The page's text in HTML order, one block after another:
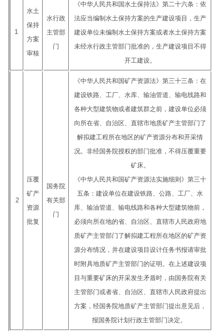
1
水土
保持
方案
审核
水行政
主管部
门
《中华人民共和国水土保持法》第二十六条：依
法应当编制水土保持方案的生产建设项目，生产
建设单位未编制水土保持方案或者水土保持方案
未经水行政主管部门批准的，生产建设项目不得
开工建设。
2
压覆
矿产
资源
批复
国务院
有关部
门
《中华人民共和国矿产资源法》第三十三条：在
建设铁路、工厂、水库、输油管道、输电线路和
各种大型建筑物或者建筑群之前，建设单位必须
向所在省、自治区、直辖市地质矿产主管部门了
解拟建工程所在地区的矿产资源分布和开采情
况。非经国务院授权的部门批准，不得压覆重要
矿床。
《中华人民共和国矿产资源法实施细则》第三十
五条：建设单位在建设铁路、公路、工厂、水
库、输油管道、输电线路和各种大型建筑物前，
必须向所在地的省、自治区、直辖市人民政府地
质矿产主管部门了解拟建工程所在地区的矿产资
源分布情况，并在建设项目设计任务书报请审批
时附具地质矿产主管部门的证明。在上述建设项
目与重要矿床的开采发生矛盾时，由国务院有关
主管部门或者省、自治区、直辖市人民政府提出
方案，经国务院地质矿产主管部门提出意见后，
报国务院计划行政主管部门决定。